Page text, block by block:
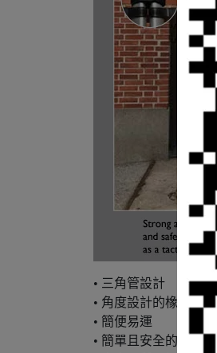
• 三角管設計
• 角度設計的橡膠腳
• 簡便易運
• 簡單且安全的解鎖